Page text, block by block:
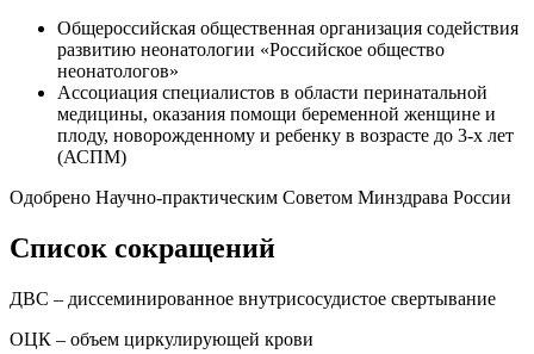
Общероссийская общественная организация содействия
развитию неонатологии «Российское общество
неонатологов»
Ассоциация специалистов в области перинатальной
медицины, оказания помощи беременной женщине и
плоду, новорожденному и ребенку в возрасте до 3-х лет
(АСПМ)
Одобрено Научно-практическим Советом Минздрава России
Список сокращений
ДВС – диссеминированное внутрисосудистое свертывание
ОЦК – объем циркулирующей крови